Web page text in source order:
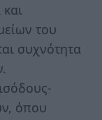
του
συχνότητα
όπου